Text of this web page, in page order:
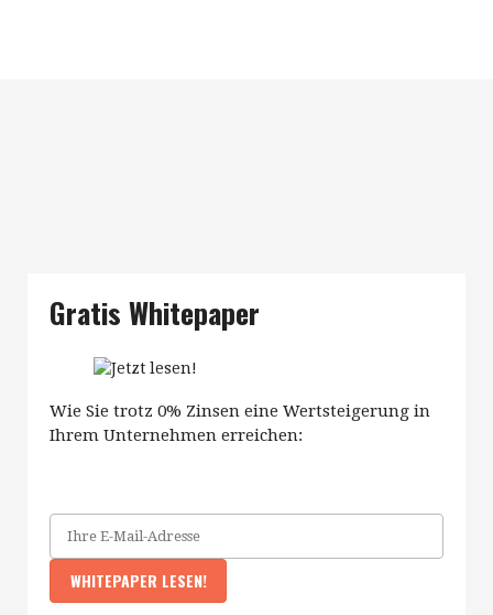
Gratis Whitepaper
Wie Sie trotz 0% Zinsen eine Wertsteigerung in
Ihrem Unternehmen erreichen: